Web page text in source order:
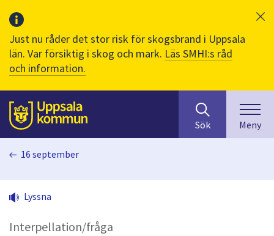
Just nu råder det stor risk för skogsbrand i Uppsala
län. Var försiktig i skog och mark. Läs SMHI:s råd
och information.
Till sidans
huvudinnehåll
efter
innehåll
på
Sök Meny
16 september
Lyssna
Interpellation/fråga